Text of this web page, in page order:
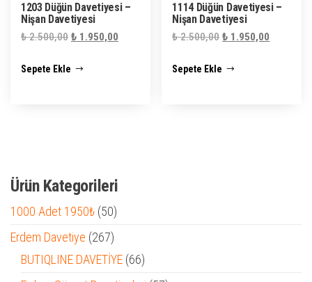
1203 Düğün Davetiyesi –
Nişan Davetiyesi
₺2.500,00 Orijinal
₺ 2.500,00.
₺ 1.950,00
Sepete Ekle
1114 Düğün Davetiyesi –
Nişan Davetiyesi
₺2.500,00 Orijinal
₺ 2.500,00.
₺ 1.950,00
Sepete Ekle
Ürün Kategorileri
1000 Adet 1950₺ 5050
Erdem Davetiye 267267
ürün
BUTIQLINE DAVETİYE 6666
ürün